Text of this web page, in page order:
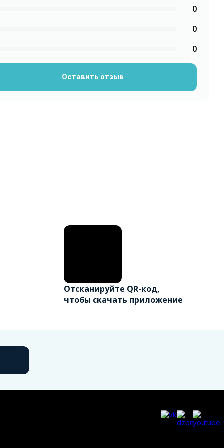
0
0
0
Оставить отзыв
Отсканируйте QR-код,
чтобы скачать приложение